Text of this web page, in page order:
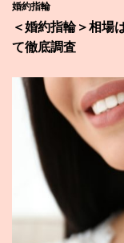
婚約指輪
＜婚約指輪＞相場
て徹底調査